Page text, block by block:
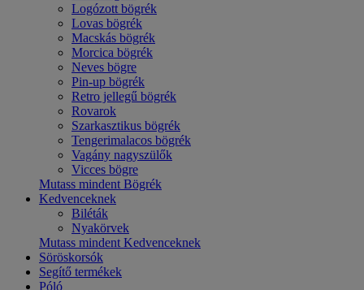
Logózott bögrék
Lovas bögrék
Macskás bögrék
Morcica bögrék
Neves bögre
Pin-up bögrék
Retro jellegű bögrék
Rovarok
Szarkasztikus bögrék
Tengerimalacos bögrék
Vagány nagyszülők
Vicces bögre
Mutass mindent Bögrék
Kedvenceknek
Biléták
Nyakörvek
Mutass mindent Kedvenceknek
Söröskorsók
Segítő termékek
Póló